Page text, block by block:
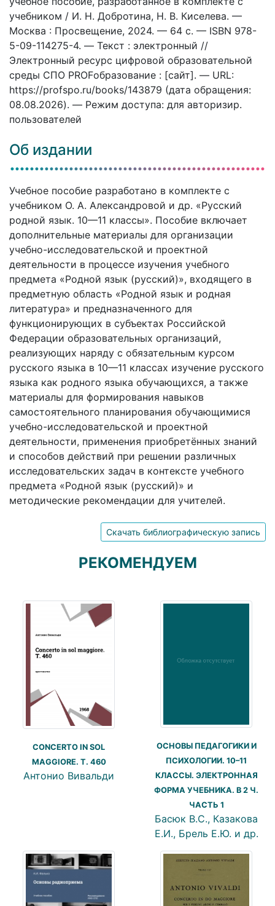
учебником / И. Н. Добротина, Н. В. Киселева. —
Москва : Просвещение, 2024. — 64 c. — ISBN 978-
5-09-114275-4. — Текст : электронный //
Электронный ресурс цифровой образовательной
среды СПО PROFобразование : [сайт]. — URL:
https://profspo.ru/books/143879 (дата обращения:
08.08.2026). — Режим доступа: для авторизир.
пользователей
Об издании
Учебное пособие разработано в комплекте с
учебником О. А. Александровой и др. «Русский
родной язык. 10—11 классы». Пособие включает
дополнительные материалы для организации
учебно-исследовательской и проектной
деятельности в процессе изучения учебного
предмета «Родной язык (русский)», входящего в
предметную область «Родной язык и родная
литература» и предназначенного для
функционирующих в субъектах Российской
Федерации образовательных организаций,
реализующих наряду с обязательным курсом
русского языка в 10—11 классах изучение русского
языка как родного языка обучающихся, а также
материалы для формирования навыков
самостоятельного планирования обучающимися
учебно-исследовательской и проектной
деятельности, применения приобретённых знаний
и способов действий при решении различных
исследовательских задач в контексте учебного
предмета «Родной язык (русский)» и
методические рекомендации для учителей.
Скачать библиографическую запись
РЕКОМЕНДУЕМ
CONCERTO IN SOL
MAGGIORE. T. 460
Антонио Вивальди
ОСНОВЫ ПЕДАГОГИКИ И
ПСИХОЛОГИИ. 10–11
КЛАССЫ. ЭЛЕКТРОННАЯ
ФОРМА УЧЕБНИКА. В 2 Ч.
ЧАСТЬ 1
Басюк В.С., Казакова
Е.И., Брель Е.Ю. и др.